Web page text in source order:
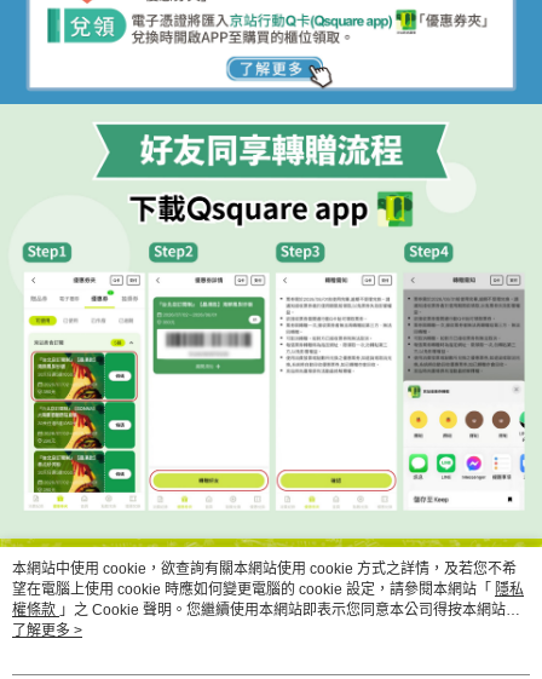
本網站中使用 cookie，欲查詢有關本網站使用 cookie 方式之詳情，及若您不希
望在電腦上使用 cookie 時應如何變更電腦的 cookie 設定，請參閱本網站「 隱私
權條款 」之 Cookie 聲明。您繼續使用本網站即表示您同意本公司得按本網站使
用條款之 Cookie 聲明使用 cookie。
了解更多 >